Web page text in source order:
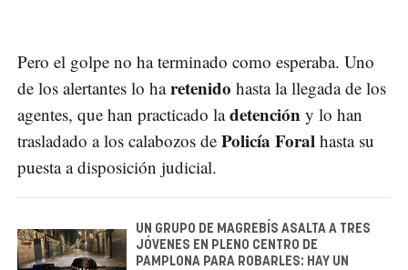
Pero el golpe no ha terminado como esperaba. Uno
de los alertantes lo haretenido hasta la llegada de los
agentes, que han practicado ladetención y lo han
trasladado a los calabozos de Policía Foral hasta su
puesta a disposición judicial.
UN GRUPO DE MAGREBÍS ASALTA A TRES
JÓVENES EN PLENO CENTRO DE
PAMPLONA PARA ROBARLES: HAY UN